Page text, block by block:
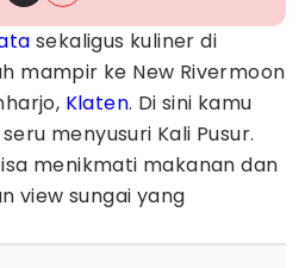
sekaligus kuliner di
mampir ke New Rivermoon
Klaten. Di sini kamu
menyusuri Kali Pusur.
menikmati makanan dan
view sungai yang